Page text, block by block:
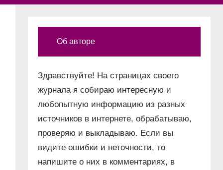
Об авторе
Здравствуйте! На страницах своего
журнала я собираю интересную и
любопытную информацию из разных
источников в интернете, обрабатываю,
проверяю и выкладываю. Если вы
видите ошибки и неточности, то
напишите о них в комментариях, в